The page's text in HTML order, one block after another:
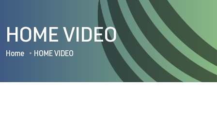
HOME VIDEO
Home HOME VIDEO